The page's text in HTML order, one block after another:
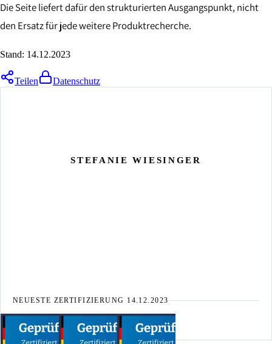
Die Seite liefert dafür den strukturierten Ausgangspunkt, nicht
den Ersatz für jede weitere Produktrecherche.
Stand: 14.12.2023
Teilen Datenschutz
STEFANIE WIESINGER
NEUESTE ZERTIFIZIERUNG 14.12.2023
Stefanie Wiesinger